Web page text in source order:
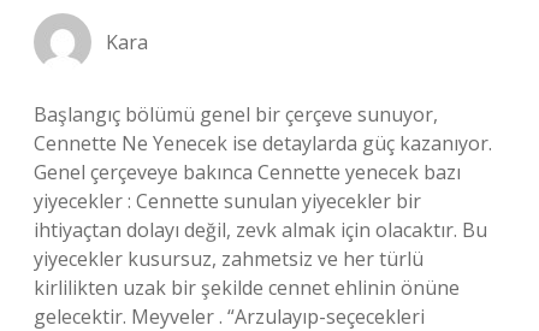
Kara
Başlangıç bölümü genel bir çerçeve sunuyor,
Cennette Ne Yenecek ise detaylarda güç kazanıyor.
Genel çerçeveye bakınca Cennette yenecek bazı
yiyecekler : Cennette sunulan yiyecekler bir
ihtiyaçtan dolayı değil, zevk almak için olacaktır. Bu
yiyecekler kusursuz, zahmetsiz ve her türlü
kirlilikten uzak bir şekilde cennet ehlinin önüne
gelecektir. Meyveler . “Arzulayıp-seçecekleri